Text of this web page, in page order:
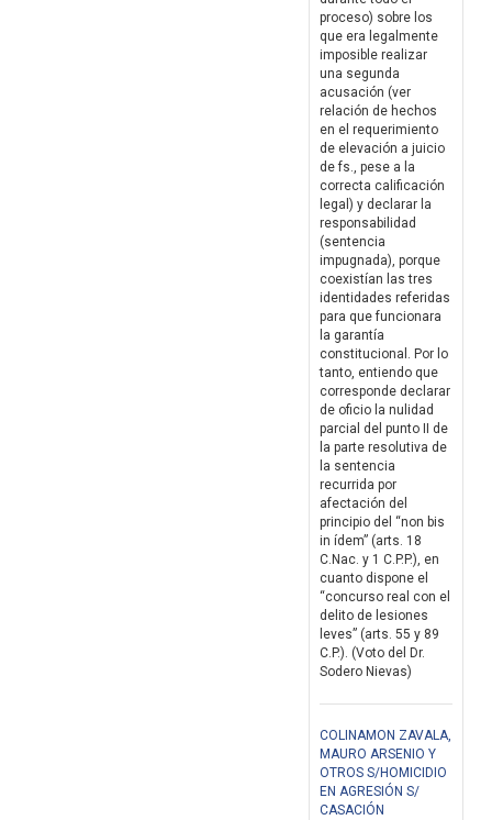
proceso) sobre los
que era legalmente
imposible realizar
una segunda
acusación (ver
relación de hechos
en el requerimiento
de elevación a juicio
de fs., pese a la
correcta calificación
legal) y declarar la
responsabilidad
(sentencia
impugnada), porque
coexistían las tres
identidades referidas
para que funcionara
la garantía
constitucional. Por lo
tanto, entiendo que
corresponde declarar
de oficio la nulidad
parcial del punto II de
la parte resolutiva de
la sentencia
recurrida por
afectación del
principio del “non bis
in ídem” (arts. 18
C.Nac. y 1 C.P.P.), en
cuanto dispone el
“concurso real con el
delito de lesiones
leves” (arts. 55 y 89
C.P.). (Voto del Dr.
Sodero Nievas)
COLINAMON ZAVALA,
MAURO ARSENIO Y
OTROS S/HOMICIDIO
EN AGRESIÓN S/
CASACIÓN